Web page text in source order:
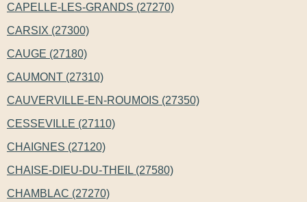
CAPELLE-LES-GRANDS (27270)
CARSIX (27300)
CAUGE (27180)
CAUMONT (27310)
CAUVERVILLE-EN-ROUMOIS (27350)
CESSEVILLE (27110)
CHAIGNES (27120)
CHAISE-DIEU-DU-THEIL (27580)
CHAMBLAC (27270)